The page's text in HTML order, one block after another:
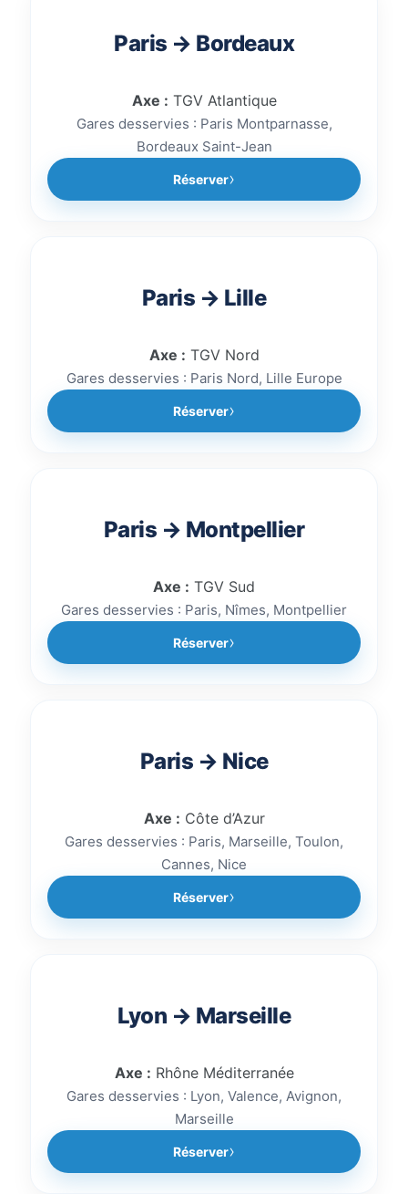
Paris → Bordeaux
Axe : TGV Atlantique
Gares desservies : Paris Montparnasse,
Bordeaux Saint-Jean
Réserver
Paris → Lille
Axe : TGV Nord
Gares desservies : Paris Nord, Lille Europe
Réserver
Paris → Montpellier
Axe : TGV Sud
Gares desservies : Paris, Nîmes, Montpellier
Réserver
Paris → Nice
Axe : Côte d’Azur
Gares desservies : Paris, Marseille, Toulon,
Cannes, Nice
Réserver
Lyon → Marseille
Axe : Rhône Méditerranée
Gares desservies : Lyon, Valence, Avignon,
Marseille
Réserver